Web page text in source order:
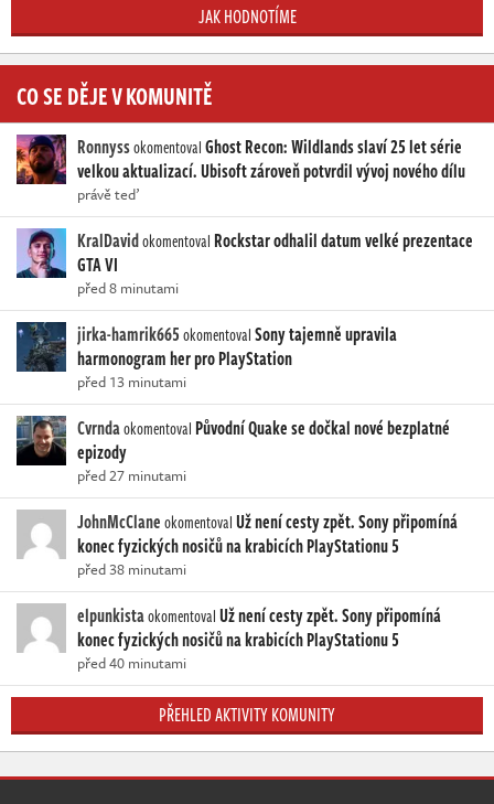
JAK HODNOTÍME
CO SE DĚJE V KOMUNITĚ
RonnyssokomentovalGhost Recon: Wildlands slaví 25 let série
velkou aktualizací. Ubisoft zároveň potvrdil vývoj nového dílu
právě teď
KralDavidokomentoval Rockstar odhalil datum velké prezentace
GTA VI
před 8 minutami
jirka-hamrik665okomentovalSony tajemně upravila
harmonogram her pro PlayStation
před 13 minutami
Cvrndaokomentoval Původní Quake se dočkal nové bezplatné
epizody
před 27 minutami
JohnMcClaneokomentovalUž není cesty zpět. Sony připomíná
konec fyzických nosičů na krabicích PlayStationu 5
před 38 minutami
elpunkistaokomentovalUž není cesty zpět. Sony připomíná
konec fyzických nosičů na krabicích PlayStationu 5
před 40 minutami
PŘEHLED AKTIVITY KOMUNITY